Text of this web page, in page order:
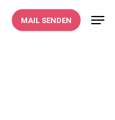
MAIL SENDEN